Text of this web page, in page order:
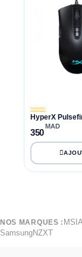
HyperX
350
MAD
NOS MARQUES : MSI
SamsungNZXT